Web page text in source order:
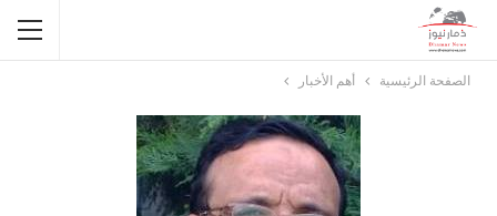
الصفحة الرئيسية أهم الأخبار